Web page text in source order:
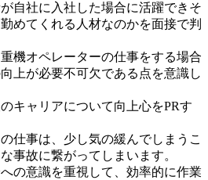
自社に入社した場合に活躍できそ
めてくれる人材なのかを面接で判
機オペレーターの仕事をする場合
上が必要不可欠である点を意識し
キャリアについて向上心をPRす
仕事は、少し気の緩んでしまうこ
事故に繋がってしまいます。
の意識を重視して、効率的に作業